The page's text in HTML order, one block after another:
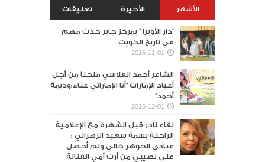
الأشهر الأخيرة تعليقات
“دار الأوبرا ” بمركز جابر حدث مهم
في تاريخ الكويت
2016-11-01
الشاعر أحمد الفلاسي ملحناً من أجل
أعياد الإمارات “أنا الإماراتي غناء:وديمة
أحمد”
2016-12-01
لقاء نادر قبل الشهرة مع الإعلامية
الراحلة بسمة سعيد الزهراني :
عبادي الجوهر خالي ولم أحصل
على نصيبي من أرث أمي الفنانة